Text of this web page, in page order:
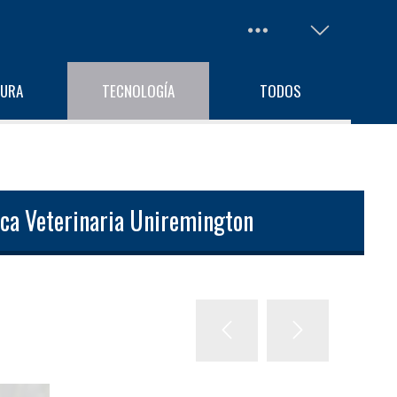
TECNOLOGÍA TODOS
Veterinaria Uniremington